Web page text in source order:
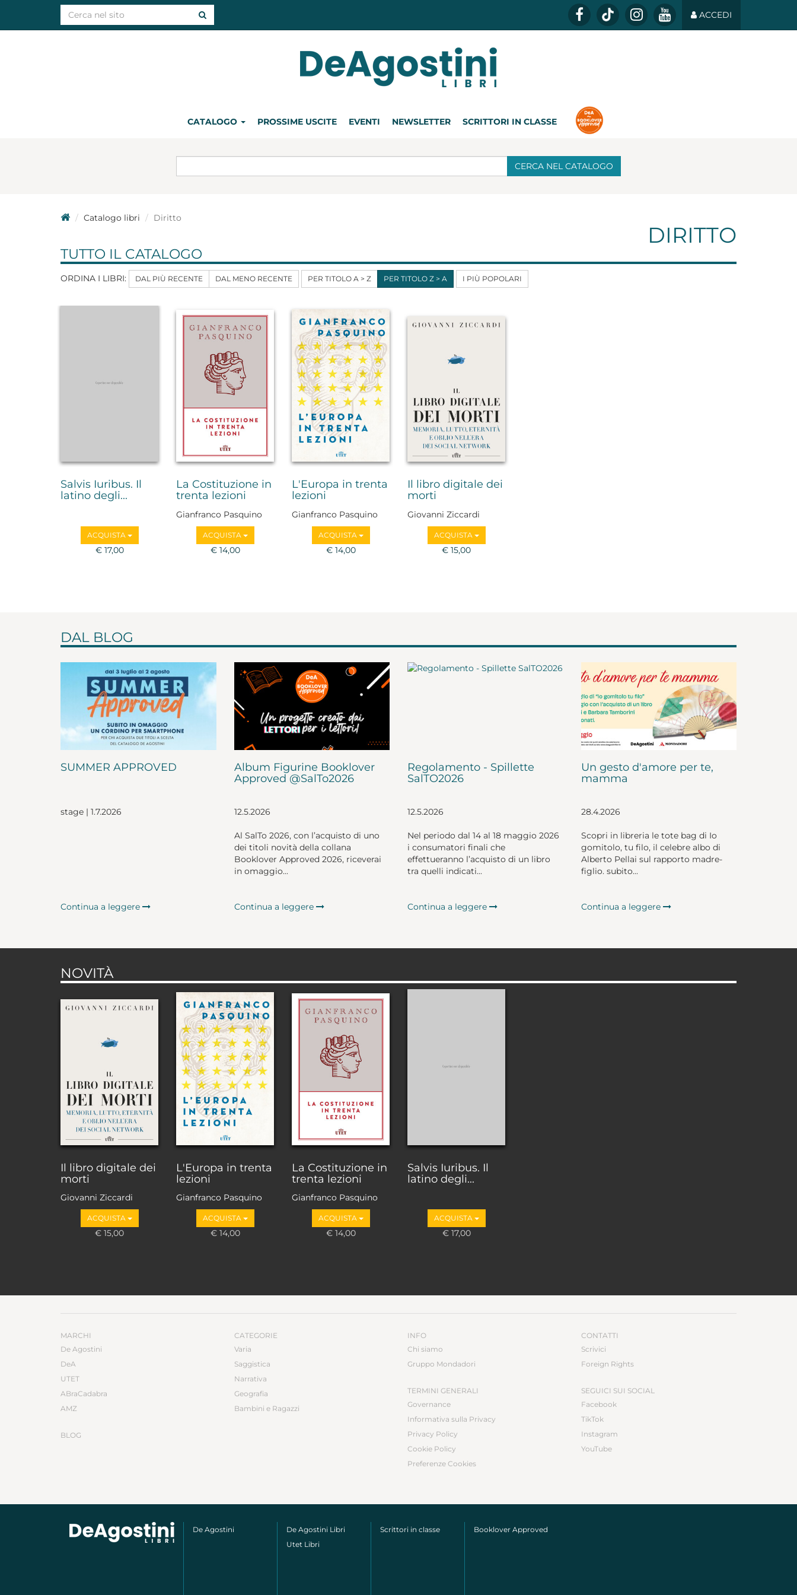
ACCEDI
CATALOGO PROSSIME USCITE EVENTI NEWSLETTER SCRITTORI IN CLASSE
CERCA NEL CATALOGO
Catalogo libri Diritto
DIRITTO
TUTTO IL CATALOGO
ORDINA I LIBRI: DAL PIÙ RECENTE DAL MENO RECENTE PER TITOLO A > Z PER TITOLO Z > A I PIÙ POPOLARI
Salvis Iuribus. Il
latino degli...
ACQUISTA
€ 17,00
La Costituzione in
trenta lezioni
Gianfranco Pasquino
ACQUISTA
€ 14,00
L'Europa in trenta
lezioni
Gianfranco Pasquino
ACQUISTA
€ 14,00
Il libro digitale dei
morti
Giovanni Ziccardi
ACQUISTA
€ 15,00
DAL BLOG
SUMMER APPROVED
stage | 1.7.2026
Continua a leggere
Album Figurine Booklover
Approved @SalTo2026
12.5.2026
Al SalTo 2026, con l’acquisto di uno
dei titoli novità della collana
Booklover Approved 2026, riceverai
in omaggio...
Continua a leggere
Regolamento - Spillette
SalTO2026
12.5.2026
Nel periodo dal 14 al 18 maggio 2026
i consumatori finali che
effettueranno l’acquisto di un libro
tra quelli indicati...
Continua a leggere
Un gesto d'amore per te,
mamma
28.4.2026
Scopri in libreria le tote bag di Io
gomitolo, tu filo, il celebre albo di
Alberto Pellai sul rapporto madre-
figlio. subito...
Continua a leggere
NOVITÀ
Il libro digitale dei
morti
Giovanni Ziccardi
ACQUISTA
€ 15,00
L'Europa in trenta
lezioni
Gianfranco Pasquino
ACQUISTA
€ 14,00
La Costituzione in
trenta lezioni
Gianfranco Pasquino
ACQUISTA
€ 14,00
Salvis Iuribus. Il
latino degli...
ACQUISTA
€ 17,00
MARCHI
De Agostini
DeA
UTET
ABraCadabra
AMZ
BLOG
CATEGORIE
Varia
Saggistica
Narrativa
Geografia
Bambini e Ragazzi
INFO
Chi siamo
Gruppo Mondadori
TERMINI GENERALI
Governance
Informativa sulla Privacy
Privacy Policy
Cookie Policy
Preferenze Cookies
CONTATTI
Scrivici
Foreign Rights
SEGUICI SUI SOCIAL
Facebook
TikTok
Instagram
YouTube
De Agostini
De Agostini Libri
Utet Libri
Scrittori in classe Booklover Approved